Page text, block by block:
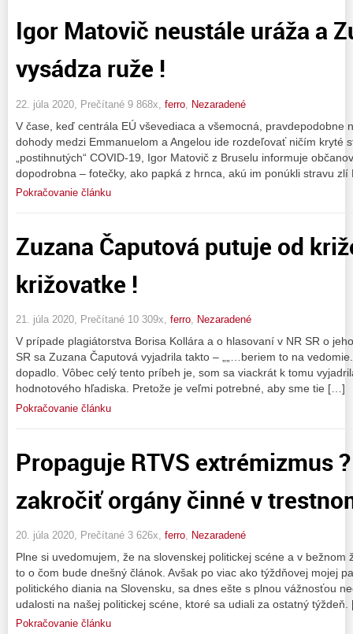
Igor Matovič neustále uráža a
vysádza ruže !
22. júla 2020, Prečítané 9 868x, ferro Nezaradené
V čase, keď centrála EÚ vševediaca a všemocná, pravdepodobne
dohody medzi Emmanuelom a Angelou ide rozdeľovať ničím kryté
„postihnutých“ COVID-19, Igor Matovič z Bruselu informuje
dopodrobna – fotečky, ako papká z hrnca, akú im ponúkli stravu
Pokračovanie článku
Zuzana Čaputová putuje od
križovatke !
21. júla 2020, Prečítané 10 309x, ferro, Nezaradené
V prípade plagiátorstva Borisa Kollára a o hlasovaní v NR SR o
SR sa Zuzana Čaputová vyjadrila takto – „„…beriem to na
dopadlo. Vôbec celý tento príbeh je, som sa viackrát k tomu
hodnotového hľadiska. Pretože je veľmi potrebné, aby sme tie […]
Pokračovanie článku
Propaguje RTVS extrémizmus
zakročiť orgány činné v
20. júla 2020, Prečítané 3 626x, ferro, Nezaradené
Plne si uvedomujem, že na slovenskej politickej scéne a v bežnom
to o čom bude dnešný článok. Avšak po viac ako týždňovej mojej
politického diania na Slovensku, sa dnes ešte s plnou vážnosťou
udalosti na našej politickej scéne, ktoré sa udiali za ostatný
Pokračovanie článku